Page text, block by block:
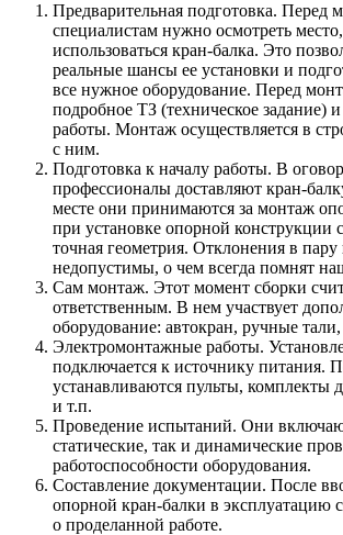
Предварительная подготовка.
специалистам нужно осмотреть место,
использоваться кран-балка. Это
реальные шансы ее установки и
все нужное оборудование. Перед
подробное ТЗ (техническое задание)
работы. Монтаж осуществляется в
с ним.
Подготовка к началу работы. В
профессионалы доставляют кран-
месте они принимаются за монтаж
при установке опорной конструкции
точная геометрия. Отклонения в пару
недопустимы, о чем всегда помнят
Сам монтаж. Этот момент сборки
ответственным. В нем участвует
оборудование: автокран, ручные
Электромонтажные работы.
подключается к источнику питания.
устанавливаются пульты, комплекты
и т.п.
Проведение испытаний. Они
статические, так и динамические
работоспособности оборудования.
Составление документации. После
опорной кран-балки в эксплуатацию
о проделанной работе.